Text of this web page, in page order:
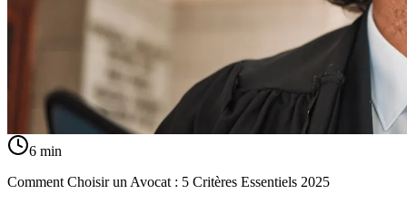
6 min
Comment Choisir un Avocat : 5 Critères Essentiels 2025